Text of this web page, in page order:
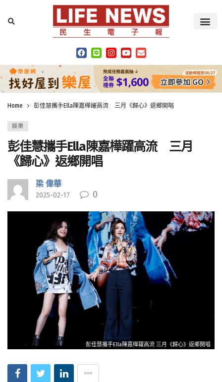
Home 彭佳慧攜手Ella陳嘉樺躍高流 三月《歸心》返鄉開唱
娛樂
彭佳慧攜手Ella陳嘉樺躍高流 三月
《歸心》返鄉開唱
梁 偉華
2025-02-17 0
彭佳慧攜手Ella陳嘉樺躍高流 三月《歸心》返鄉開唱